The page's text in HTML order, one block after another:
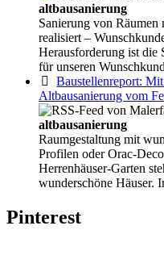
altbausanierung
Sanierung von Räumen
realisiert –
Herausforderung ist die
für unseren
Baustellenreport:
Altbausanierung vom
altbausanierung
Raumgestaltung mit
Profilen oder Orac-
Herrenhäuser-Garten
wunderschöne Häuser.
Pinterest